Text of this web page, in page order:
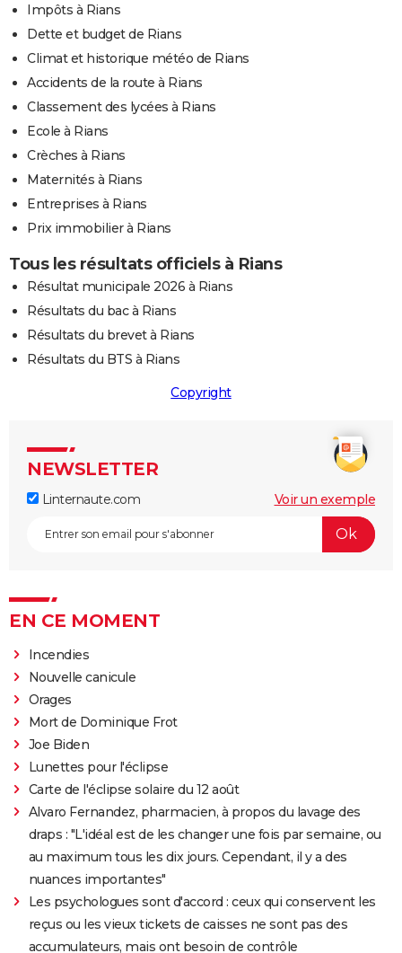
Impôts à Rians
Dette et budget de Rians
Climat et historique météo de Rians
Accidents de la route à Rians
Classement des lycées à Rians
Ecole à Rians
Crèches à Rians
Maternités à Rians
Entreprises à Rians
Prix immobilier à Rians
Tous les résultats officiels à Rians
Résultat municipale 2026 à Rians
Résultats du bac à Rians
Résultats du brevet à Rians
Résultats du BTS à Rians
Copyright
NEWSLETTER
Linternaute.com Voir un exemple
EN CE MOMENT
Incendies
Nouvelle canicule
Orages
Mort de Dominique Frot
Joe Biden
Lunettes pour l'éclipse
Carte de l'éclipse solaire du 12 août
Alvaro Fernandez, pharmacien, à propos du lavage des
draps : "L'idéal est de les changer une fois par semaine, ou
au maximum tous les dix jours. Cependant, il y a des
nuances importantes"
Les psychologues sont d'accord : ceux qui conservent les
reçus ou les vieux tickets de caisses ne sont pas des
accumulateurs, mais ont besoin de contrôle